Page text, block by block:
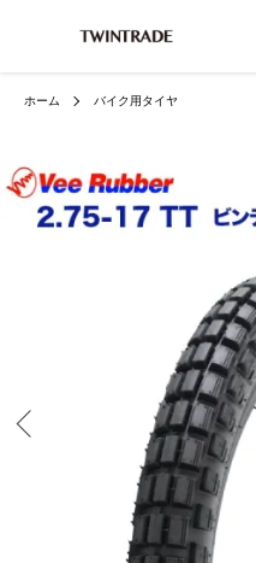
ホーム バイク用タイヤ